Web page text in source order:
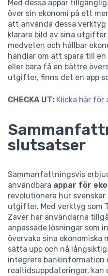
Med dessa appar
över sin ekonomi på ett
att använda dessa
klarare bild av sina utgifter
medveten och hållbar
handlar om att spara till
eller bara få en bättre
utgifter, finns det en app
CHECKA UT: Klicka här
slutsatser
Sammanfattningsvis
användbara appar för
revolutionera hur
utgifter. Med verktyg som
Zaver har användarna
anpassade lösningar som
övervaka sina ekonomiska
sätta upp och nå
integrera bankinformation
realtidsuppdateringar, kan